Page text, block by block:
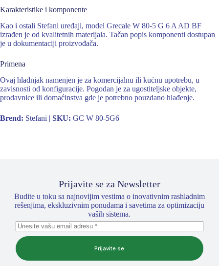
Karakteristike i komponente
Kao i ostali Stefani uređaji, model Grecale W 80-5 G 6 A AD BF
izrađen je od kvalitetnih materijala. Tačan popis komponenti dostupan
je u dokumentaciji proizvođača.
Primena
Ovaj hladnjak namenjen je za komercijalnu ili kućnu upotrebu, u
zavisnosti od konfiguracije. Pogodan je za ugostiteljske objekte,
prodavnice ili domaćinstva gde je potrebno pouzdano hlađenje.
Brend: Stefani | SKU: GC W 80-5G6
Prijavite se za Newsletter
Budite u toku sa najnovijim vestima o inovativnim rashladnim
rešenjima, ekskluzivnim ponudama i savetima za optimizaciju
vaših sistema.
Prijavite se